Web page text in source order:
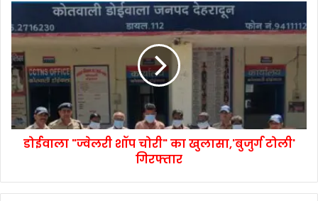
डोईवाला "ज्वेलरी शॉप चोरी" का खुलासा,'बुजुर्ग टोली'
गिरफ्तार